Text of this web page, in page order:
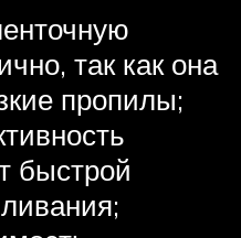
так как она
пропилы;
быстрой